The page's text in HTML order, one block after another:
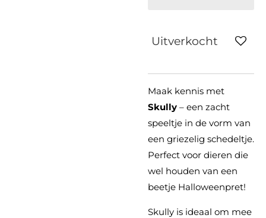
Uitverkocht
Maak kennis met
Skully – een zacht
speeltje in de vorm van
een griezelig schedeltje.
Perfect voor dieren die
wel houden van een
beetje Halloweenpret!
Skully is ideaal om mee